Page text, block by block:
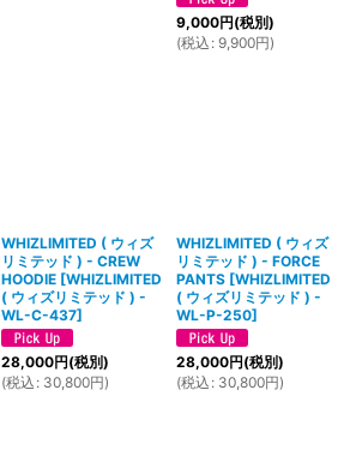
9,000円(税別)
(税込 : 9,900円)
WHIZLIMITED ( ウィズ
リミテッド ) - CREW
HOODIE [WHIZLIMITED
( ウィズリミテッド ) -
WL-C-437]
28,000円(税別)
(税込 : 30,800円)
WHIZLIMITED ( ウィズ
リミテッド ) - FORCE
PANTS [WHIZLIMITED
( ウィズリミテッド ) -
WL-P-250]
28,000円(税別)
(税込 : 30,800円)